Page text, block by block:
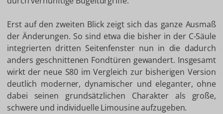
Erst auf den zweiten Blick zeigt sich das ganze Ausmaß
der Änderungen. So sind etwa die bisher in der C-Säule
integrierten dritten Seitenfenster nun in die dadurch
anders geschnittenen Fondtüren gewandert. Insgesamt
wirkt der neue S80 im Vergleich zur bisherigen Version
deutlich moderner, dynamischer und eleganter, ohne
dabei seinen grundsätzlichen Charakter als große,
schwere und individuelle Limousine aufzugeben.